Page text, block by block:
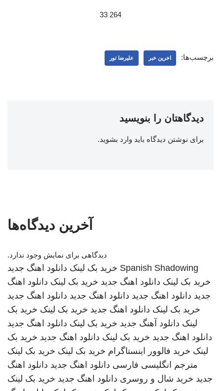
264 33
برچسب‌ها: اخرین خبر علیرضا تور
دیدگاهتان را بنویسید
برای نوشتن دیدگاه باید وارد بشوید.
آخرین دیدگاه‌ها
دیدگاهی برای نمایش وجود ندارد.
Spanish Shadowing خرید بک لینک دانلود اهنگ جدید
خرید بک لینک دانلود اهنگ جدید خرید بک لینک دانلود اهنگ
جدید دانلود اهنگ جدید دانلود اهنگ جدید دانلود اهنگ جدید
خرید بک لینک دانلود اهنگ جدید خرید بک لینک خرید بک
لینک دانلود آهنگ جدید خرید بک لینک دانلود اهنگ جدید
دانلود اهنگ جدید خرید بک لینک دانلود اهنگ جدید خرید بک
لینک خرید فالوور اینستاگرام خرید بک لینک خرید بک لینک
مترجم انگلیسی فارسی دانلود اهنگ جدید دانلود اهنگ
جدید خرید شال و روسری دانلود اهنگ جدید خرید بک لینک